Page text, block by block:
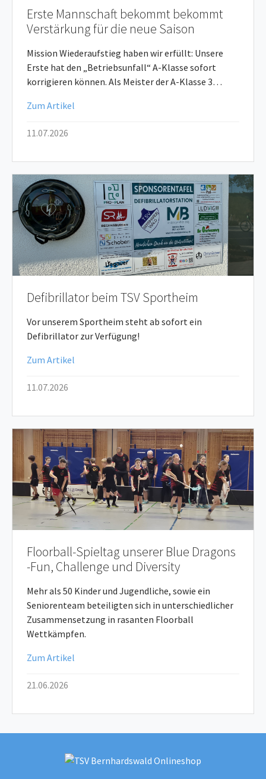
Erste Mannschaft bekommt bekommt
Verstärkung für die neue Saison
Mission Wiederaufstieg haben wir erfüllt: Unsere
Erste hat den „Betriebsunfall“ A-Klasse sofort
korrigieren können. Als Meister der A-Klasse 3…
Zum Artikel
11.07.2026
Defibrillator beim TSV Sportheim
Vor unserem Sportheim steht ab sofort ein
Defibrillator zur Verfügung!
Zum Artikel
11.07.2026
Floorball-Spieltag unserer Blue Dragons
-Fun, Challenge und Diversity
Mehr als 50 Kinder und Jugendliche, sowie ein
Seniorenteam beteiligten sich in unterschiedlicher
Zusammensetzung in rasanten Floorball
Wettkämpfen.
Zum Artikel
21.06.2026